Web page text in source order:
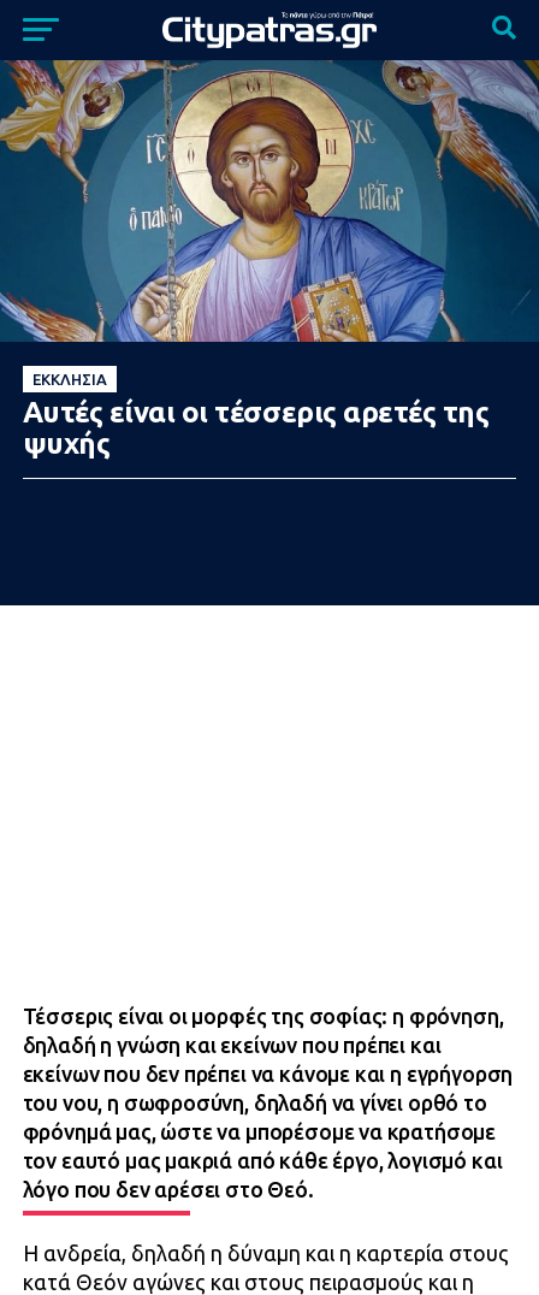
ΕΚΚΛΗΣΊΑ
Αυτές είναι οι τέσσερις αρετές της
ψυχής
Τέσσερις είναι οι μορφές της σοφίας: η φρόνηση,
δηλαδή η γνώση και εκείνων που πρέπει και
εκείνων που δεν πρέπει να κάνομε και η εγρήγορση
του νου, η σωφροσύνη, δηλαδή να γίνει ορθό το
φρόνημά μας, ώστε να μπορέσομε να κρατήσομε
τον εαυτό μας μακριά από κάθε έργο, λογισμό και
λόγο που δεν αρέσει στο Θεό.
Η ανδρεία, δηλαδή η δύναμη και η καρτερία στους
κατά Θεόν αγώνες και στους πειρασμούς και η